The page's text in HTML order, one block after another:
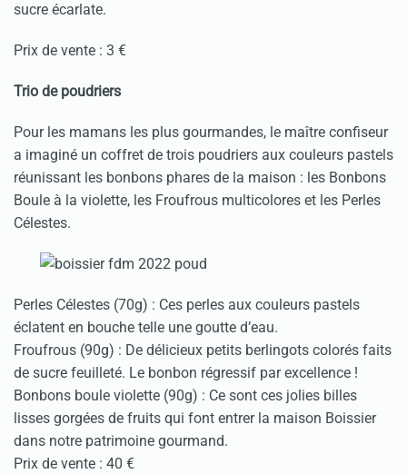
sucre écarlate.
Prix de vente : 3 €
Trio de poudriers
Pour les mamans les plus gourmandes, le maître confiseur
a imaginé un coffret de trois poudriers aux couleurs pastels
réunissant les bonbons phares de la maison : les Bonbons
Boule à la violette, les Froufrous multicolores et les Perles
Célestes.
Perles Célestes (70g) : Ces perles aux couleurs pastels
éclatent en bouche telle une goutte d’eau.
Froufrous (90g) : De délicieux petits berlingots colorés faits
de sucre feuilleté. Le bonbon régressif par excellence !
Bonbons boule violette (90g) : Ce sont ces jolies billes
lisses gorgées de fruits qui font entrer la maison Boissier
dans notre patrimoine gourmand.
Prix de vente : 40 €